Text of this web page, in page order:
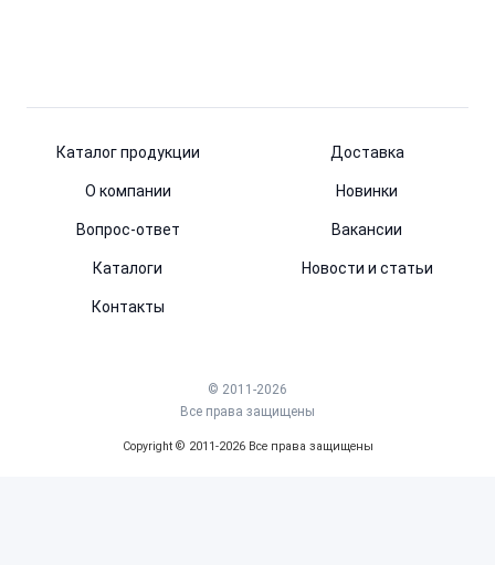
Каталог продукции Доставка
О компании Новинки
Вопрос-ответ Вакансии
Каталоги Новости и статьи
Контакты
© 2011-2026
Все права защищены
Copyright © 2011-2026 Все права защищены